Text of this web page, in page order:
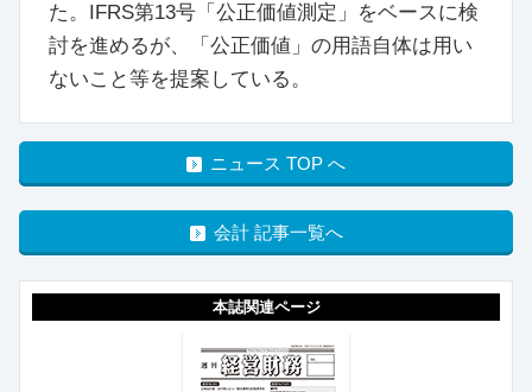
た。IFRS第13号「公正価値測定」をベースに検
討を進めるが、「公正価値」の用語自体は用い
ないこと等を提案している。
ニュース TOP へ
会計 記事一覧へ
本誌関連ページ